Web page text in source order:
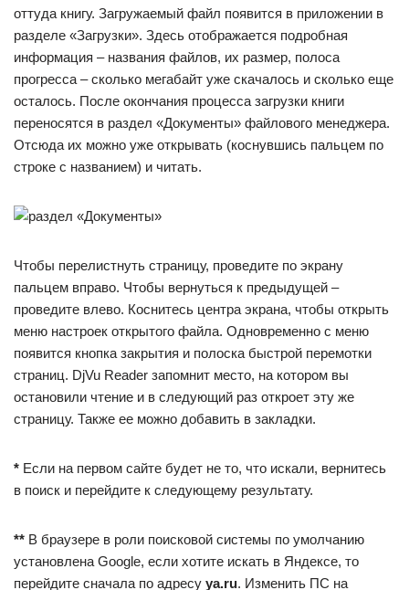
оттуда книгу. Загружаемый файл появится в приложении в
разделе «Загрузки». Здесь отображается подробная
информация – названия файлов, их размер, полоса
прогресса – сколько мегабайт уже скачалось и сколько еще
осталось. После окончания процесса загрузки книги
переносятся в раздел «Документы» файлового менеджера.
Отсюда их можно уже открывать (коснувшись пальцем по
строке с названием) и читать.
Чтобы перелистнуть страницу, проведите по экрану
пальцем вправо. Чтобы вернуться к предыдущей –
проведите влево. Коснитесь центра экрана, чтобы открыть
меню настроек открытого файла. Одновременно с меню
появится кнопка закрытия и полоска быстрой перемотки
страниц. DjVu Reader запомнит место, на котором вы
остановили чтение и в следующий раз откроет эту же
страницу. Также ее можно добавить в закладки.
* Если на первом сайте будет не то, что искали, вернитесь
в поиск и перейдите к следующему результату.
** В браузере в роли поисковой системы по умолчанию
установлена Google, если хотите искать в Яндексе, то
перейдите сначала по адресу ya.ru. Изменить ПС на